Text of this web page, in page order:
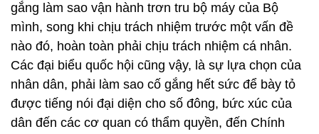
gắng làm sao vận hành trơn tru bộ máy của Bộ
mình, song khi chịu trách nhiệm trước một vấn đề
nào đó, hoàn toàn phải chịu trách nhiệm cá nhân.
Các đại biểu quốc hội cũng vậy, là sự lựa chọn của
nhân dân, phải làm sao cố gắng hết sức để bày tỏ
được tiếng nói đại diện cho số đông, bức xúc của
dân đến các cơ quan có thẩm quyền, đến Chính